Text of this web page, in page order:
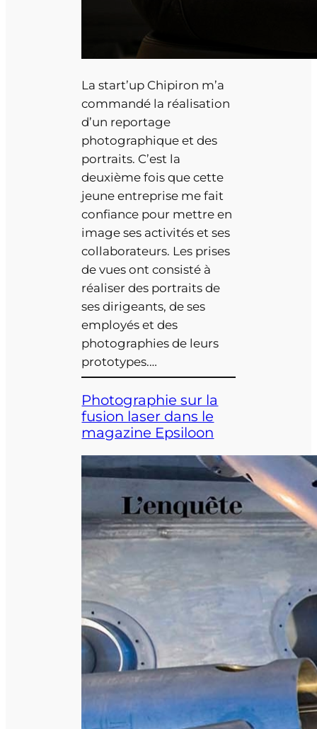
La start’up Chipiron m’a
commandé la réalisation
d’un reportage
photographique et des
portraits. C’est la
deuxième fois que cette
jeune entreprise me fait
confiance pour mettre en
image ses activités et ses
collaborateurs. Les prises
de vues ont consisté à
réaliser des portraits de
ses dirigeants, de ses
employés et des
photographies de leurs
prototypes.…
Photographie sur la
fusion laser dans le
magazine Epsiloon